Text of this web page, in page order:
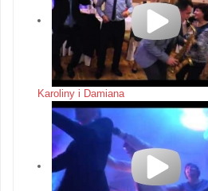
Karoliny i Damiana